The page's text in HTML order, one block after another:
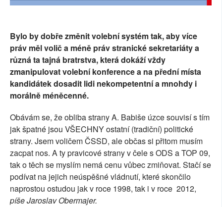
RUBRIKY
PLNÁ VERZE STRÁNEK
Bylo by dobře změnit volební systém tak, aby více
práv měl volič a méně práv stranické sekretariáty a
různá ta tajná bratrstva, která dokáží vždy
zmanipulovat volební konference a na přední místa
kandidátek dosadit lidi nekompetentní a mnohdy i
morálně méněcenné.
Obávám se, že obliba strany A. Babiše úzce souvisí s tím
jak špatné jsou VŠECHNY ostatní (tradiční) politické
strany. Jsem voličem ČSSD, ale občas si přitom musím
zacpat nos. A ty pravicové strany v čele s ODS a TOP 09,
tak o těch se myslím nemá cenu vůbec zmiňovat. Stačí se
podívat na jejich neúspěšné vládnutí, které skončilo
naprostou ostudou jak v roce 1998, tak i v roce 2012,
píše Jaroslav Obermajer.